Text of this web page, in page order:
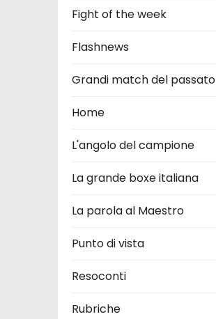
Fight of the week
Flashnews
Grandi match del passato
Home
L'angolo del campione
La grande boxe italiana
La parola al Maestro
Punto di vista
Resoconti
Rubriche